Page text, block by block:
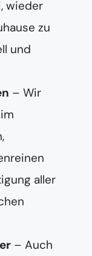
wieder
zu
und
– Wir
aller
– Auch